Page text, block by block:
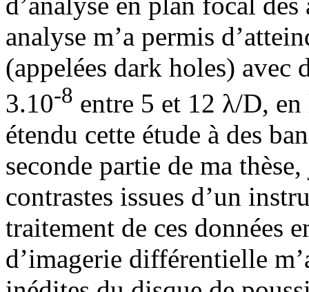
analyse m’a permis
(appelées dark holes) avec
3.10-8 entre 5 et 12 λ/D,
étendu cette étude à des
seconde partie de ma
contrastes issues d’un
traitement de ces données
d’imagerie différentielle